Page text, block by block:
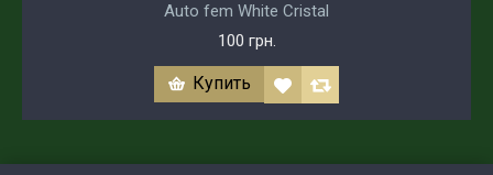
Auto fem White Cristal
100 грн.
Купить